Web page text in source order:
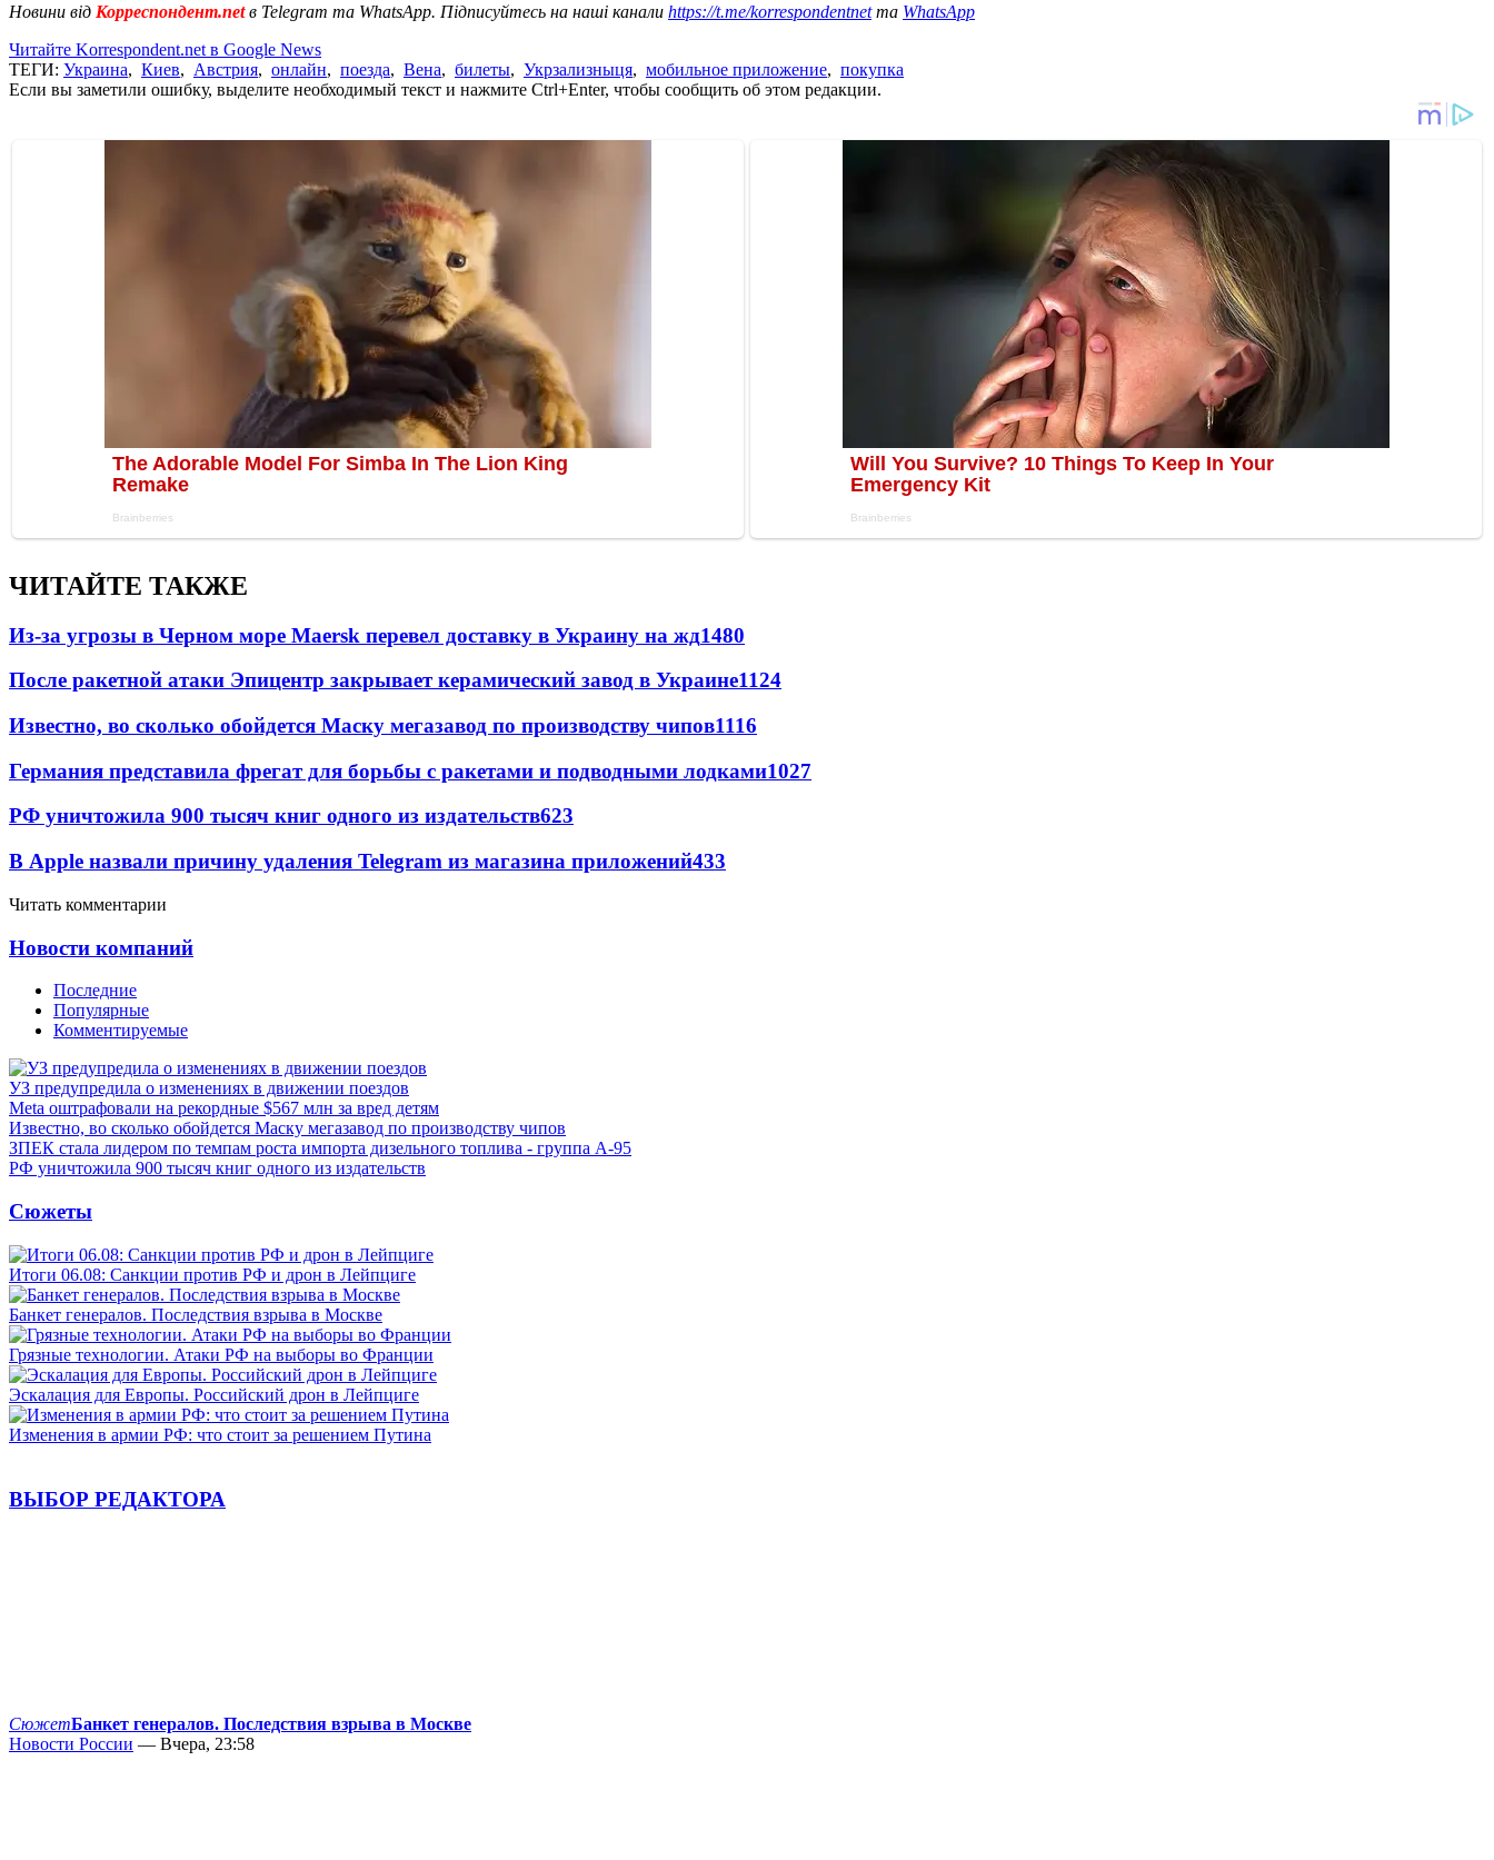
Новини від Корреспондент.netв Telegram та WhatsApp. Підписуйтесь на наші канали https://t.me/korrespondentnetта WhatsApp
Читайте Korrespondent.net в Google News
ТЕГИ: Украина, Киев, Австрия, онлайн, поезда, Вена, билеты, Укрзализныця, мобильное приложение, покупка
Если вы заметили ошибку, выделите необходимый текст и нажмите Ctrl+Enter, чтобы сообщить об этом редакции.
ЧИТАЙТЕ ТАКЖЕ
Из-за угрозы в Черном море Maersk перевел доставку в Украину на жд1480
После ракетной атаки Эпицентр закрывает керамический завод в Украине1124
Известно, во сколько обойдется Маску мегазавод по производству чипов1116
Германия представила фрегат для борьбы с ракетами и подводными лодками1027
РФ уничтожила 900 тысяч книг одного из издательств623
В Apple назвали причину удаления Telegram из магазина приложений433
Читать комментарии
Новости компаний
Последние
Популярные
Комментируемые
УЗ предупредила о изменениях в движении поездов
Meta оштрафовали на рекордные $567 млн за вред детям
Известно, во сколько обойдется Маску мегазавод по производству чипов
ЗПЕК стала лидером по темпам роста импорта дизельного топлива - группа А-95
РФ уничтожила 900 тысяч книг одного из издательств
Сюжеты
Итоги 06.08: Санкции против РФ и дрон в Лейпциге
Банкет генералов. Последствия взрыва в Москве
Грязные технологии. Атаки РФ на выборы во Франции
Эскалация для Европы. Российский дрон в Лейпциге
Изменения в армии РФ: что стоит за решением Путина
ВЫБОР РЕДАКТОРА
СюжетБанкет генералов. Последствия взрыва в Москве
Новости России — Вчера, 23:58